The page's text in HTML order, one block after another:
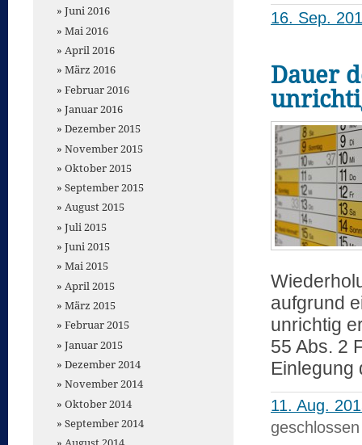
16. Sep.
Dauer
aufgrund
unrichtig
55 Abs. 2
11. Aug.
geschlossen
Juni 2016
Mai 2016
April 2016
März 2016
Februar 2016
Januar 2016
Dezember 2015
November 2015
Oktober 2015
September 2015
August 2015
Juli 2015
Juni 2015
Mai 2015
April 2015
März 2015
Februar 2015
Januar 2015
Dezember 2014
November 2014
Oktober 2014
September 2014